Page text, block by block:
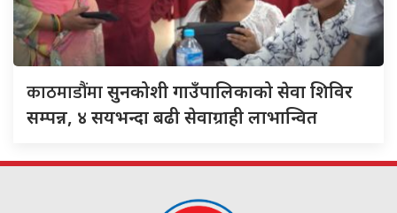
काठमाडौंमासुनकोशी गाउँपालिकाको सेवा शिविर
सम्पन्न, ४ सयभन्दा बढी सेवाग्राही लाभान्वित